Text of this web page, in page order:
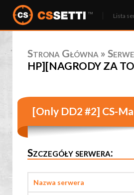
Lista
Strona Główna »
HP][NAGRODY ZA
[Only DD2 #2] CS-
Szczegóły serwera:
Nazwa serwera